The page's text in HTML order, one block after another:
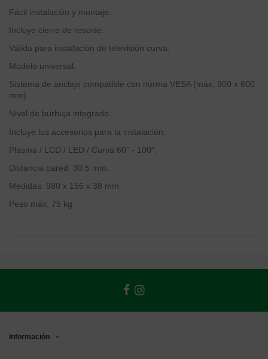
Fácil instalación y montaje.
Incluye cierre de resorte.
Válida para instalación de televisión curva.
Modelo universal.
Sistema de anclaje compatible con norma VESA (máx. 900 x 600
mm).
Nivel de burbuja integrado.
Incluye los accesorios para la instalación.
Plasma / LCD / LED / Curva 60” - 100".
Distancia pared: 30.5 mm.
Medidas: 980 x 156 x 38 mm.
Peso máx: 75 kg.
Información